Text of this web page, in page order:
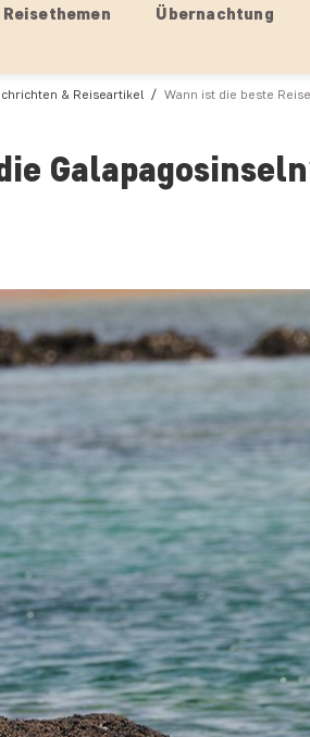
Reisethemen Übernachtung
& Reiseartikel Wann ist die beste